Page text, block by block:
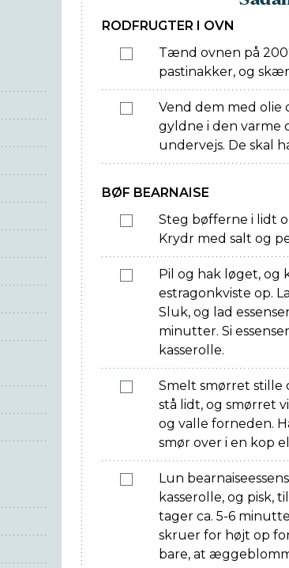
RODFRUGTER I OVN
Tænd ovnen på
pastinakker, og
Vend dem med olie
gyldne i den varme
undervejs. De skal
BØF BEARNAISE
Steg bøfferne i lidt
Krydr med salt og
Pil og hak løget, og
estragonkviste op.
Sluk, og lad
minutter. Si
kasserolle.
Smelt smørret stille
stå lidt, og smørret
og valle forneden.
smør over i en kop
Lun
kasserolle, og pisk,
tager ca. 5-6
skruer for højt op
bare, at